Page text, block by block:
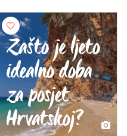
Zašto je ljeto
idealno doba
za posjet
Hrvatskoj?